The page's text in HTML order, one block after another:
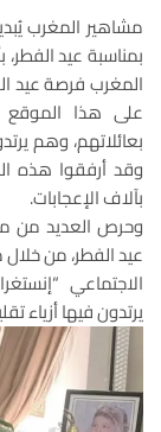
مشاهير المغرب
بمناسبة عيد
المغرب فرصة عيد
على هذا الموقع
بعائلاتهم، وهم
وقد أرفقوا هذه
بآلاف الإعجابات.
وحرص العديد من
عيد الفطر، من
الاجتماعي
يرتدون فيها أزياء